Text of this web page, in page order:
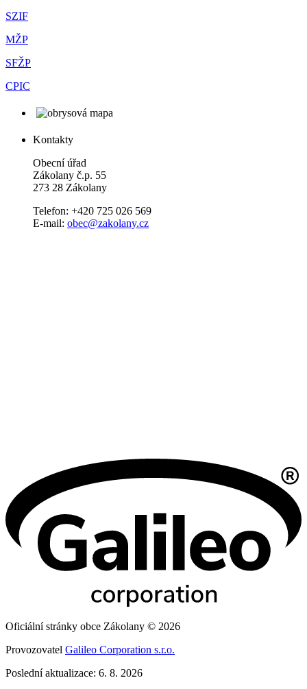
SZIF
MŽP
SFŽP
CPIC
Kontakty
Obecní úřad
Zákolany č.p. 55
273 28 Zákolany
Telefon: +420 725 026 569
E-mail: obec@zakolany.cz
Oficiální stránky obce Zákolany © 2026
Provozovatel Galileo Corporation s.r.o.
Poslední aktualizace: 6. 8. 2026